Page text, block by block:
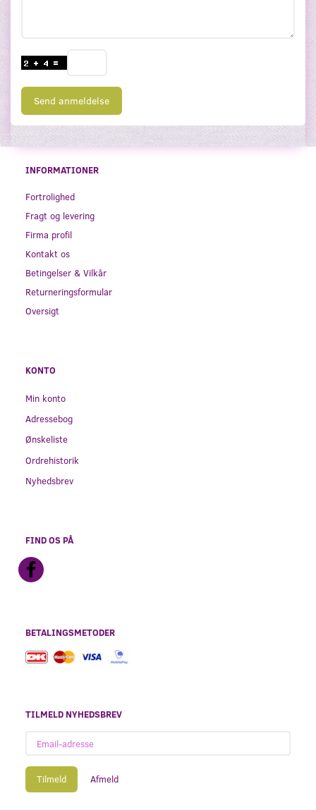
Send anmeldelse
INFORMATIONER
Fortrolighed
Fragt og levering
Firma profil
Kontakt os
Betingelser & Vilkår
Returneringsformular
Oversigt
KONTO
Min konto
Adressebog
Ønskeliste
Ordrehistorik
Nyhedsbrev
FIND OS PÅ
BETALINGSMETODER
TILMELD NYHEDSBREV
adresse
Tilmeld Afmeld